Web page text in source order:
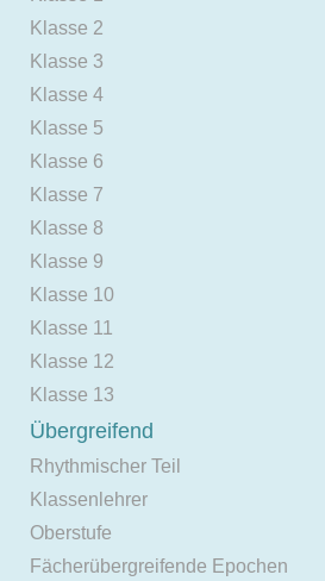
Klasse 2
Klasse 3
Klasse 4
Klasse 5
Klasse 6
Klasse 7
Klasse 8
Klasse 9
Klasse 10
Klasse 11
Klasse 12
Klasse 13
Übergreifend
Rhythmischer Teil
Klassenlehrer
Oberstufe
Fächerübergreifende Epochen